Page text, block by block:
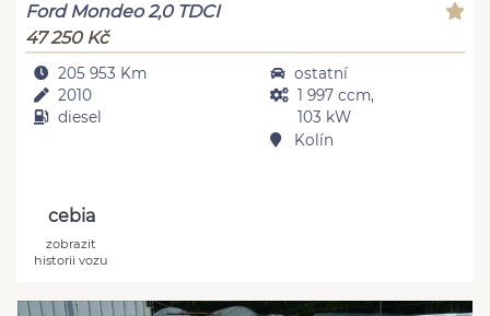
Ford Mondeo 2,0 TDCI
47 250 Kč
205 953 Km
2010
diesel
ostatní
1 997 ccm,
103 kW
Kolín
cebia
zobrazit
historii vozu